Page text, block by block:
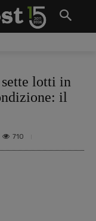
lotti in
il
710